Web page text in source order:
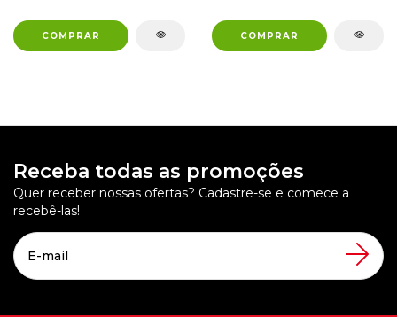
Receba todas as promoções
Quer receber nossas ofertas? Cadastre-se e comece a
recebê-las!